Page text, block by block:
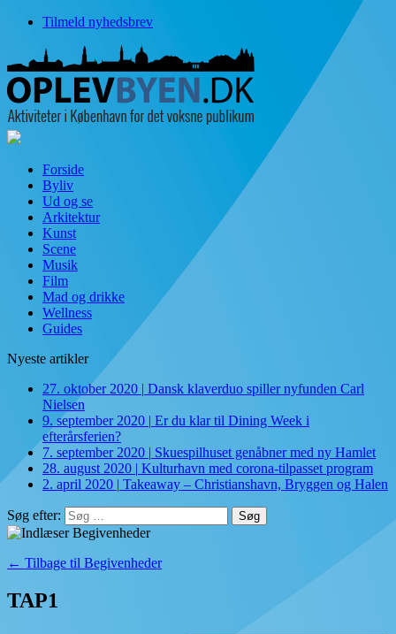
Tilmeld nyhedsbrev
Forside
Byliv
Ud og se
Arkitektur
Kunst
Scene
Musik
Film
Mad og drikke
Wellness
Guides
Nyeste artikler
27. oktober 2020 | Dansk klaverduo spiller nyfunden Carl
Nielsen
9. september 2020 | Er du klar til Dining Week i
efterårsferien?
7. september 2020 | Skuespilhuset genåbner med ny Hamlet
28. august 2020 | Kulturhavn med corona-tilpasset program
2. april 2020 | Takeaway – Christianshavn, Bryggen og Halen
Søg efter:
← Tilbage til Begivenheder
TAP1